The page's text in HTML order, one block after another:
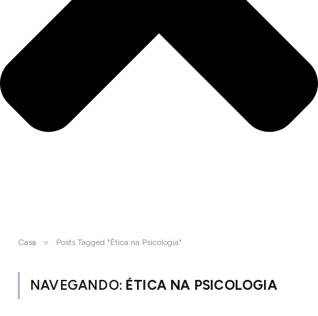
Casa » Posts Tagged "Ética na Psicologia"
NAVEGANDO: ÉTICA NA PSICOLOGIA